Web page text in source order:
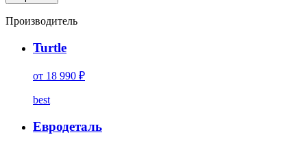
Производитель
Turtle
от 18 990 ₽
best
Евродеталь